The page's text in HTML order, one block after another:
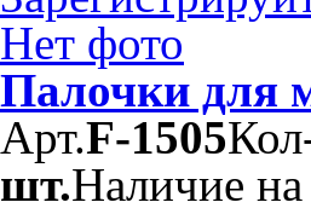
Нет фото
Палочки для
Арт.F-1505
шт.Наличие на